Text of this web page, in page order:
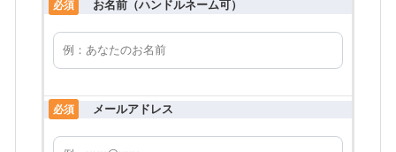
必須 お名前（ハンドルネーム可）
必須 メールアドレス